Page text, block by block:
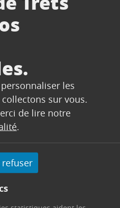
les
sur vous.
de lire notre
.
refuser